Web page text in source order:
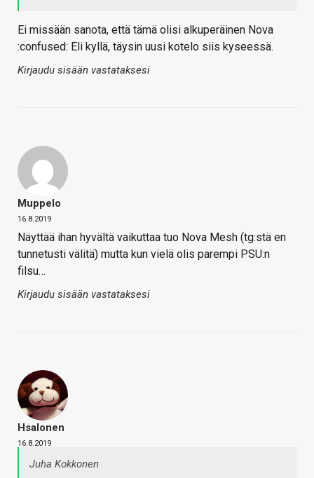
Ei missään sanota, että tämä olisi alkuperäinen Nova
:confused: Eli kyllä, täysin uusi kotelo siis kyseessä.
Kirjaudu sisään vastataksesi
Muppelo
16.8.2019
Näyttää ihan hyvältä vaikuttaa tuo Nova Mesh (tg:stä en
tunnetusti välitä) mutta kun vielä olis parempi PSU:n
filsu…
Kirjaudu sisään vastataksesi
Hsalonen
16.8.2019
Juha Kokkonen